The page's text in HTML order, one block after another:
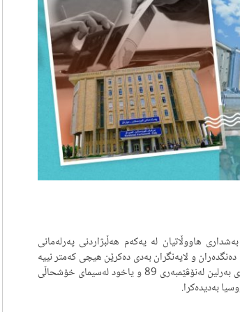
هاووڵاتیان له‌ یه‌كه‌م هه‌ڵبژاردنی په‌رله‌مانی
و لایه‌نگران به‌دی ده‌كرێن هیچی كه‌متر نییه‌
له‌و هه‌ستانه‌ی خه‌ڵكی رۆژهه‌ڵات و رۆژئاوای ئه‌ڵمانیا كه‌ له‌ كاتی رووخانی دیواری به‌رلین له‌نۆڤێمبه‌ری 89 و یاخود له‌سیمای خۆشحاڵی